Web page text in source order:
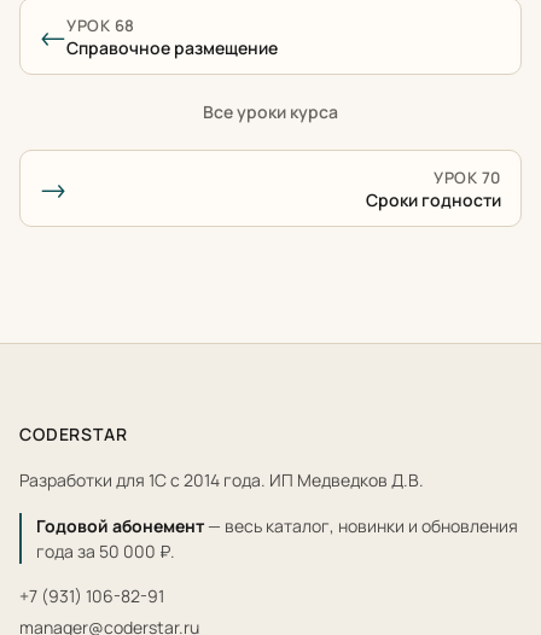
←УРОК 68
Справочное размещение
Все уроки курса
УРОК 70
Сроки годности
→
CODERSTAR
Разработки для 1С с 2014 года. ИП Медведков Д.В.
Годовой абонемент — весь каталог, новинки и обновления
года за 50 000 ₽.
+7 (931) 106-82-91
manager@coderstar.ru